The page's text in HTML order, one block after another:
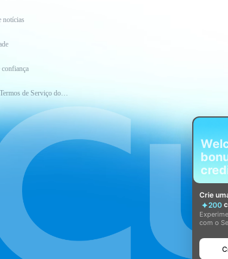
notícias
confiança
Sobre os Termos de Serviço do CapCut
Crie
200
com o